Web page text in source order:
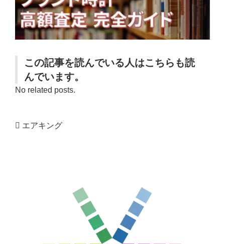
この記事を読んでいる人はこちらも読
んでいます。
No related posts.
エアキング